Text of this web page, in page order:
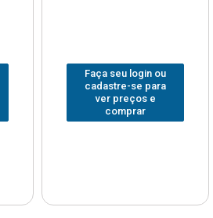
Faça seu login ou
cadastre-se para
ver preços e
comprar